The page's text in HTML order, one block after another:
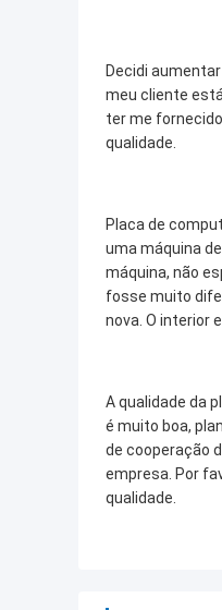
Decidi
meu cliente
ter me
qualidade.
Placa de
uma máquina
máquina, não
fosse muito
nova. O interior
A qualidade da
é muito boa,
de cooperação
empresa. Por
qualidade.